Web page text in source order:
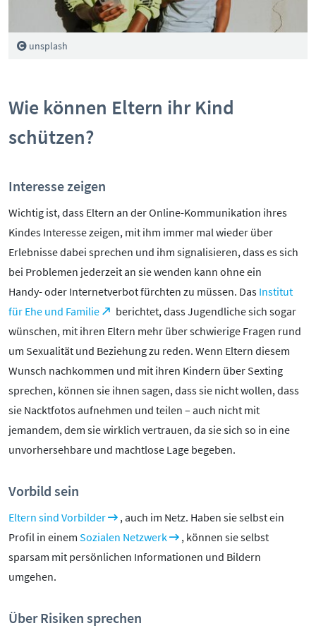
unsplash
Wie können Eltern ihr Kind
schützen?
Interesse zeigen
Wichtig ist, dass Eltern an der Online-Kommunikation ihres
Kindes Interesse zeigen, mit ihm immer mal wieder über
Erlebnisse dabei sprechen und ihm signalisieren, dass es sich
bei Problemen jederzeit an sie wenden kann ohne ein
Handy- oder Internetverbot fürchten zu müssen. Das Institut
für Ehe und Familie
berichtet, dass Jugendliche sich sogar
wünschen, mit ihren Eltern mehr über schwierige Fragen rund
um Sexualität und Beziehung zu reden. Wenn Eltern diesem
Wunsch nachkommen und mit ihren Kindern über Sexting
sprechen, können sie ihnen sagen, dass sie nicht wollen, dass
sie Nacktfotos aufnehmen und teilen – auch nicht mit
jemandem, dem sie wirklich vertrauen, da sie sich so in eine
unvorhersehbare und machtlose Lage begeben.
Vorbild sein
Eltern sind Vorbilder
, auch im Netz. Haben sie selbst ein
Profil in einem Sozialen Netzwerk
, können sie selbst
sparsam mit persönlichen Informationen und Bildern
umgehen.
Über Risiken sprechen
Medien & Kleinkinder
Messenger
TikTok
WhatsApp
RUBRIKEN:
Grundlagen
Sicherheit & Risiken
ÜBER UNS:
Kontakt
Initiative
Partner
Kooperationen
BotschafterInnen
SERVICE:
Elternangebote